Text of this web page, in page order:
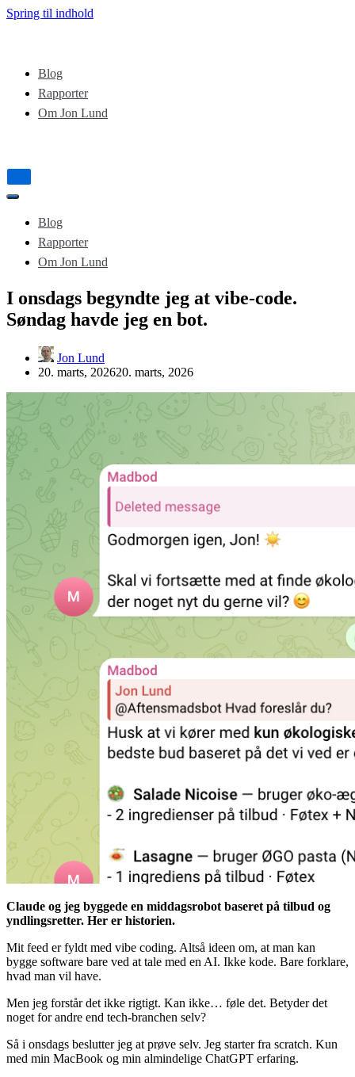
Spring til indhold
Blog
Rapporter
Om Jon Lund
Tænd/sluk
for
Tænd/sluk
navigation
Blog
Rapporter
Om Jon Lund
I onsdags begyndte jeg at vibe-code.
Søndag havde jeg en bot.
Jon Lund
20. marts, 202620. marts, 2026
Claude og jeg byggede en middagsrobot baseret på tilbud og
yndlingsretter. Her er historien.
Mit feed er fyldt med vibe coding. Altså ideen om, at man kan
bygge software bare ved at tale med en AI. Ikke kode. Bare forklare,
hvad man vil have.
Men jeg forstår det ikke rigtigt. Kan ikke… føle det. Betyder det
noget for andre end tech-branchen selv?
Så i onsdags beslutter jeg at prøve selv. Jeg starter fra scratch. Kun
med min MacBook og min almindelige ChatGPT erfaring.